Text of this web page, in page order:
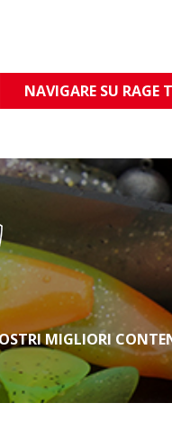
NAVIGARE SU RAGE
MIGLIORI